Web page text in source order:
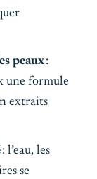
peaux:
une formule
extraits
: l’eau, les
se